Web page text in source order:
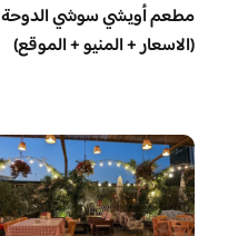
مطعم أويشي سوشي الدوحة
(الاسعار + المنيو + الموقع)